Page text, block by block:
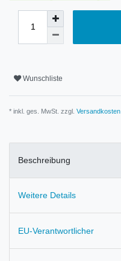
Wunschliste
* inkl. ges. MwSt. zzgl. Versandkosten
Beschreibung
Weitere Details
EU-Verantwortlicher